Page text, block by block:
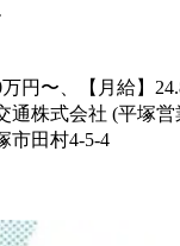
万円〜、【月給】
通株式会社 (平塚営
市田村4-5-4